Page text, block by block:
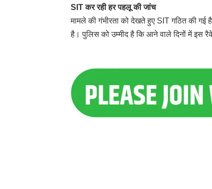
SIT कर रही हर पहलू की जांच
मामले की गंभीरता को देखते हुए SIT गठित की गई
है। पुलिस को उम्मीद है कि आने वाले दिनों में